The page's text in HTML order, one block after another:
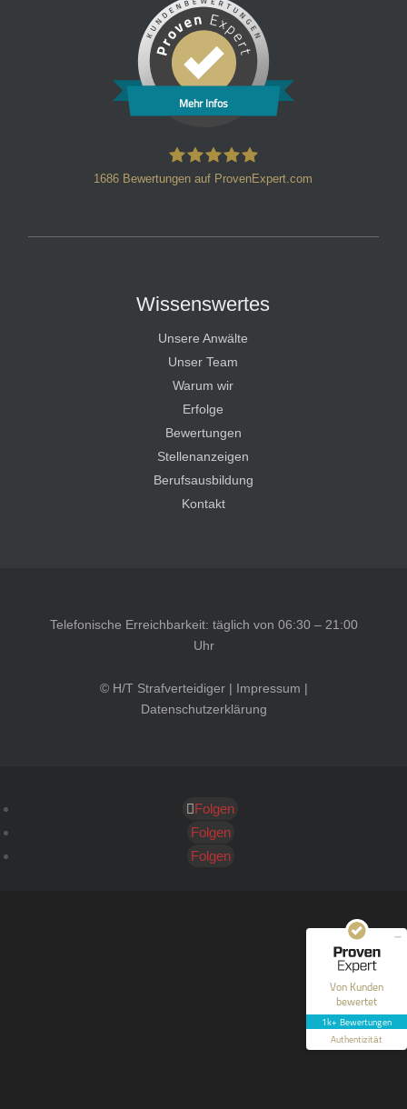
Mehr Infos
1686 Bewertungen auf ProvenExpert.com
Wissenswertes
Unsere Anwälte
Unser Team
Warum wir
Erfolge
Bewertungen
Stellenanzeigen
Berufsausbildung
Kontakt
Telefonische Erreichbarkeit: täglich von 06:30 – 21:00
Uhr
© H/T Strafverteidiger | Impressum |
Datenschutzerklärung
Folgen
Folgen
Folgen
Von Kunden
bewertet
1k+ Bewertungen
Authentizität
Kundenbewertungen und Erfahrungen zu
SEHR GUT
40
Bewertungen auf
ProvenExpert.com
Blick aufs ProvenExpert-Profil werfen